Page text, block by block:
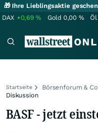
🎁 Ihre Lieblingsaktie
DAX +0,69% Gold 0,00 %
Startseite Börsenforum &
Diskussion
BASF - jetzt